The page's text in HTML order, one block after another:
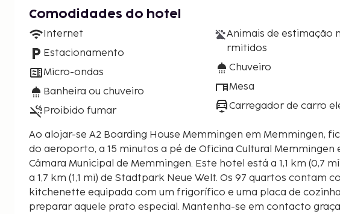
Comodidades do hotel
Internet
Estacionamento
Micro-ondas
Banheira ou chuveiro
Proibido fumar
Animais de estimação
rmitidos
Chuveiro
Mesa
Carregador de carro
Ao alojar-se A2 Boarding House Memmingen em Memmingen,
do aeroporto, a 15 minutos a pé de Oficina Cultural Memmingen
Câmara Municipal de Memmingen. Este hotel está a 1,1 km (0,7 mi) de PiK e
a 1,7 km (1,1 mi) de Stadtpark Neue Welt. Os 97 quartos contam
kitchenette equipada com um frigorífico e uma placa de
preparar aquele prato especial. Mantenha-se em contacto